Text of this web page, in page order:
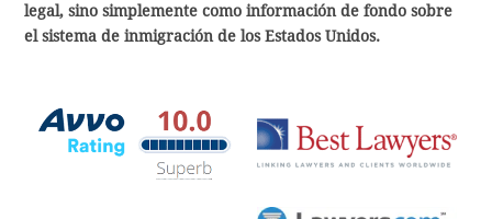
legal, sino simplemente como información de fondo sobre
el sistema de inmigración de los Estados Unidos.